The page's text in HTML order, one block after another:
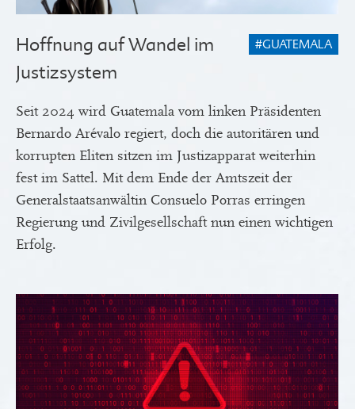
#GUATEMALA
Hoffnung auf Wandel im
Justizsystem
Seit 2024 wird Guatemala vom linken Präsidenten
Bernardo Arévalo regiert, doch die autoritären und
korrupten Eliten sitzen im Justizapparat weiterhin
fest im Sattel. Mit dem Ende der Amtszeit der
Generalstaatsanwältin Consuelo Porras erringen
Regierung und Zivilgesellschaft nun einen wichtigen
Erfolg.